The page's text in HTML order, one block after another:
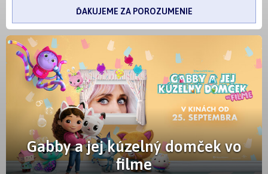
ĎAKUJEME ZA POROZUMENIE
Gabby a jej kúzelný domček vo
filme